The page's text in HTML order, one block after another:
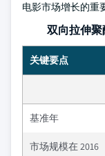
电影市场增长的重
双向拉伸聚
关键要点
基准年
市场规模在 2016